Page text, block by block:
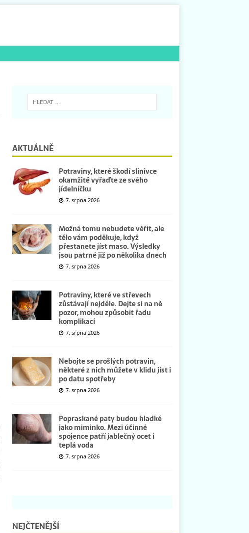
AKTUÁLNĚ
Potraviny, které škodí slinivce
okamžitě vyřaďte ze svého
jídelníčku
7. srpna 2026
Možná tomu nebudete věřit, ale
tělo vám poděkuje, když
přestanete jíst maso. Výsledky
jsou patrné již po několika dnech
7. srpna 2026
Potraviny, které ve střevech
zůstávají nejdéle. Dejte si na ně
pozor, mohou způsobit řadu
komplikací
7. srpna 2026
Nebojte se prošlých potravin,
některé z nich můžete v klidu jíst i
po datu spotřeby
7. srpna 2026
Popraskané paty budou hladké
jako miminko. Mezi účinné
spojence patří jablečný ocet i
teplá voda
7. srpna 2026
NEJČTENĚJŠÍ